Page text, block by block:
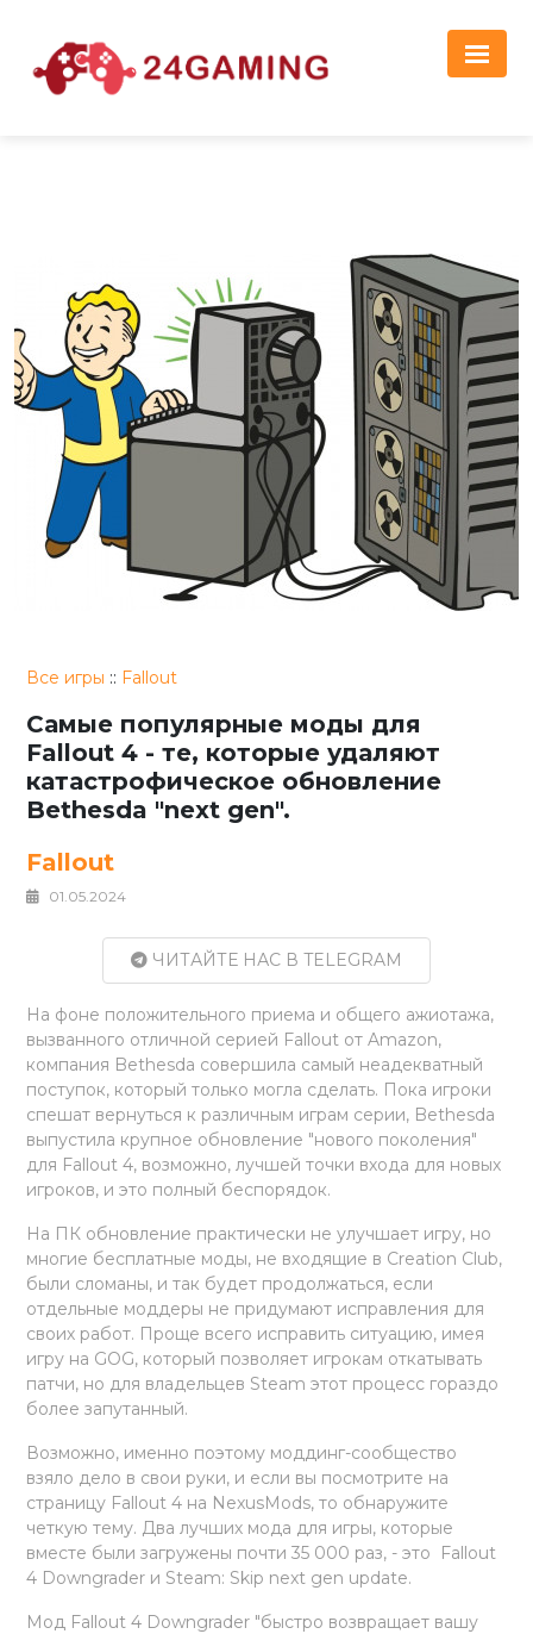
Все игры :: Fallout
Самые популярные моды для
Fallout 4 - те, которые удаляют
катастрофическое обновление
Bethesda "next gen".
Fallout
01.05.2024
ЧИТАЙТЕ НАС В TELEGRAM
На фоне положительного приема и общего ажиотажа,
вызванного отличной серией Fallout от Amazon,
компания Bethesda совершила самый неадекватный
поступок, который только могла сделать. Пока игроки
спешат вернуться к различным играм серии, Bethesda
выпустила крупное обновление "нового поколения"
для Fallout 4, возможно, лучшей точки входа для новых
игроков, и это полный беспорядок.
На ПК обновление практически не улучшает игру, но
многие бесплатные моды, не входящие в Creation Club,
были сломаны, и так будет продолжаться, если
отдельные моддеры не придумают исправления для
своих работ. Проще всего исправить ситуацию, имея
игру на GOG, который позволяет игрокам откатывать
патчи, но для владельцев Steam этот процесс гораздо
более запутанный.
Возможно, именно поэтому моддинг-сообщество
взяло дело в свои руки, и если вы посмотрите на
страницу Fallout 4 на NexusMods, то обнаружите
четкую тему. Два лучших мода для игры, которые
вместе были загружены почти 35 000 раз, - это Fallout
4 Downgrader и Steam: Skip next gen update.
Мод Fallout 4 Downgrader "быстро возвращает вашу